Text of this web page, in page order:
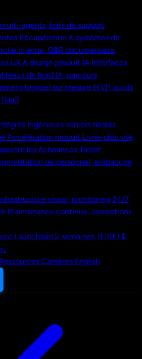
agents, bots de support,
Récupération & systèmes de
interne, Q&R documentaire,
UX & design produit IA Interfaces
de bord IA, parcours
logiciel sur mesure MVP, outils
Ingénieurs seniors dédiés
Accélération produit Livrer plus vite,
les échéances Talent
de personnel, embauche
cloud, monitoring 24/7
Maintenance continue, corrections
Launchpad 2 semaines. 9 000 $.
Ressources Carrières English